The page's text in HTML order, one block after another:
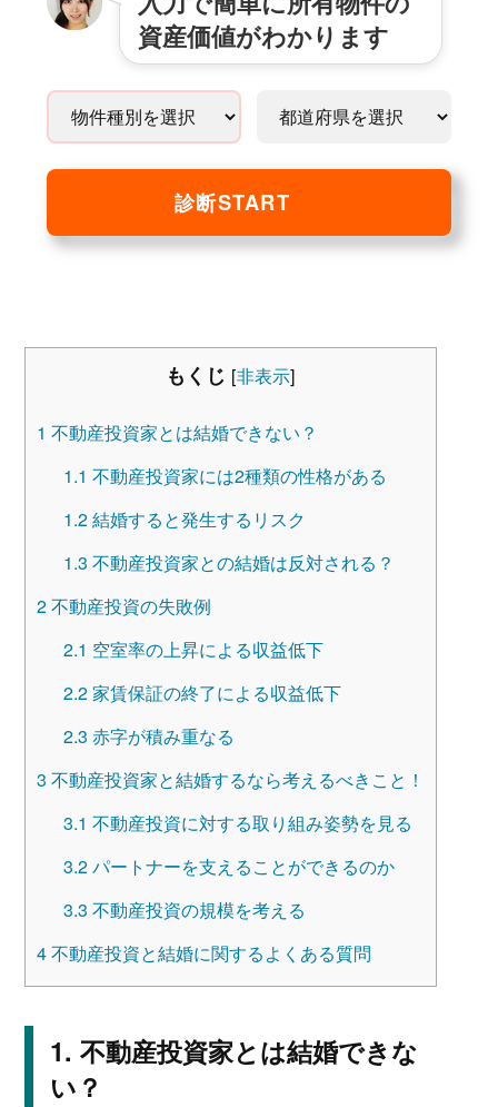
資産価値がわかります
診断START
もくじ [非表示]
1 不動産投資家とは結婚できない？
1.1 不動産投資家には2種類の性格がある
1.2結婚すると発生するリスク
1.3 不動産投資家との結婚は反対される？
2不動産投資の失敗例
2.1 空室率の上昇による収益低下
2.2家賃保証の終了による収益低下
2.3 赤字が積み重なる
3 不動産投資家と結婚するなら考えるべきこと！
3.1 不動産投資に対する取り組み姿勢を見る
3.2パートナーを支えることができるのか
3.3 不動産投資の規模を考える
4不動産投資と結婚に関するよくある質問
不動産投資家とは結婚できな
い？